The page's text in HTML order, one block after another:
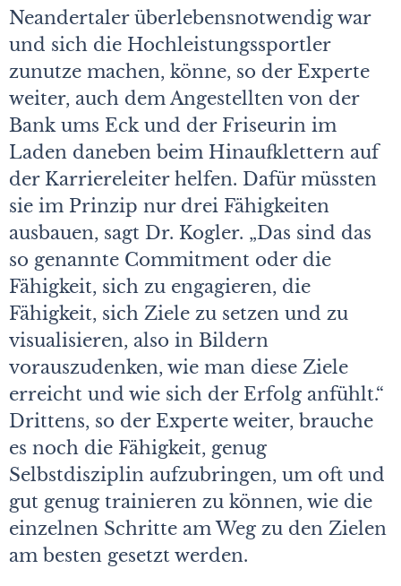
Neandertaler überlebensnotwendig war
und sich die Hochleistungssportler
zunutze machen, könne, so der Experte
weiter, auch dem Angestellten von der
Bank ums Eck und der Friseurin im
Laden daneben beim Hinaufklettern auf
der Karriereleiter helfen. Dafür müssten
sie im Prinzip nur drei Fähigkeiten
ausbauen, sagt Dr. Kogler. „Das sind das
so genannte Commitment oder die
Fähigkeit, sich zu engagieren, die
Fähigkeit, sich Ziele zu setzen und zu
visualisieren, also in Bildern
vorauszudenken, wie man diese Ziele
erreicht und wie sich der Erfolg anfühlt.“
Drittens, so der Experte weiter, brauche
es noch die Fähigkeit, genug
Selbstdisziplin aufzubringen, um oft und
gut genug trainieren zu können, wie die
einzelnen Schritte am Weg zu den Zielen
am besten gesetzt werden.